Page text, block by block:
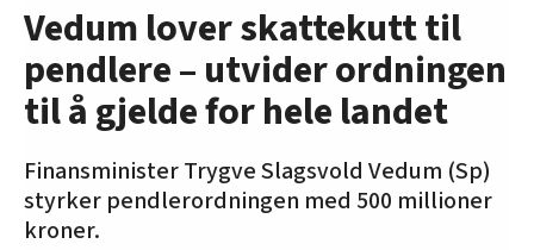
Vedum lover skattekutt til
pendlere – utvider ordningen
til å gjelde for hele landet
Finansminister Trygve Slagsvold Vedum (Sp)
styrker pendlerordningen med 500 millioner
kroner.